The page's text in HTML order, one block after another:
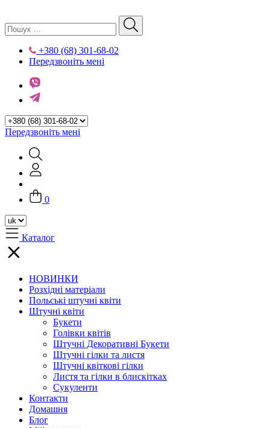
+380 (68) 301-68-02
Передзвоніть мені
Передзвоніть мені
0
Каталог
НОВИНКИ
Розхідні матеріали
Польські штучні квіти
Штучні квіти
Букети
Голівки квітів
Штучні Декоративні Букети
Штучні гілки та листя
Штучні квіткові гілки
Листя та гілки в блискітках
Сукуленти
Контакти
Домашня
Блог